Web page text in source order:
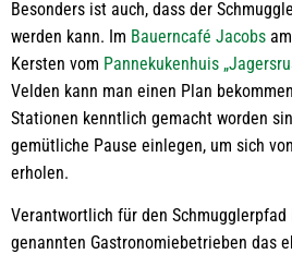
Besonders ist auch, dass der
werden kann. Im Bauerncafé Jacobs
Kersten vom Pannekukenhuis
Velden kann man einen Plan
Stationen kenntlich gemacht worden
gemütliche Pause einlegen, um sich
erholen.
Verantwortlich für den
genannten Gastronomiebetrieben das